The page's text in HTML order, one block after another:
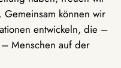
Gemeinsam können wir
entwickeln, die –
Menschen auf der